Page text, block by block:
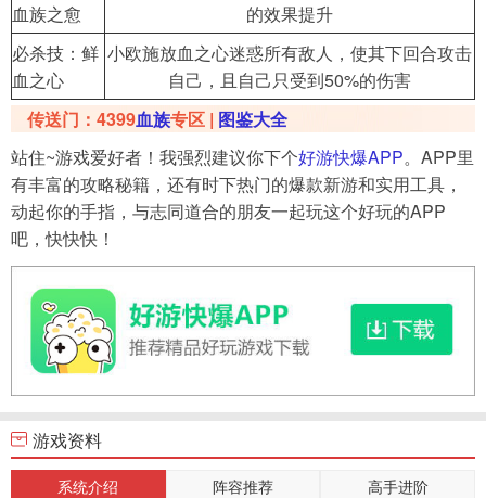
血族之愈
的效果提升
必杀技：鲜
血之心
小欧施放血之心迷惑所有敌人，使其下回合攻击
自己，且自己只受到50%的伤害
传送门：4399血族专区 | 图鉴大全
站住~游戏爱好者！我强烈建议你下个好游快爆APP。APP里
有丰富的攻略秘籍，还有时下热门的爆款新游和实用工具，
动起你的手指，与志同道合的朋友一起玩这个好玩的APP
吧，快快快！
游戏资料
系统介绍 阵容推荐 高手进阶